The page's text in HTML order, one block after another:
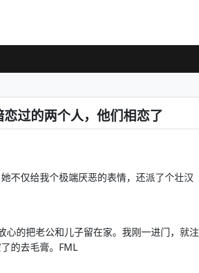
过的两个人，他们相恋了
不仅给我个极端厌恶的表情，还派了个壮汉
的把老公和儿子留在家。我刚一进门，就注
的去毛膏。FML